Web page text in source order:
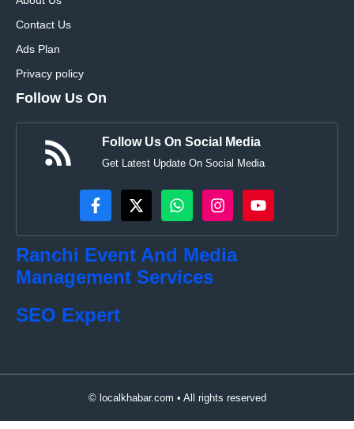
Contact Us
Ads Plan
Privacy policy
Follow Us On
Follow Us On Social Media
Get Latest Update On Social Media
Ranchi Event And Media
Management Services
SEO Expert
© localkhabar.com • All rights reserved